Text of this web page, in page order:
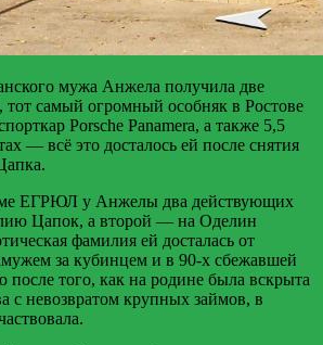
мужа Анжела получила две
самый огромный особняк в Ростове
Porsche Panamera, а также 5,5
— всё это досталось ей после снятия
ЕГРЮЛ у Анжелы два действующих
Цапок, а второй — на Оделин
фамилия ей досталась от
за кубинцем и в 90-х сбежавшей
того, как на родине была вскрыта
с невозвратом крупных займов, в